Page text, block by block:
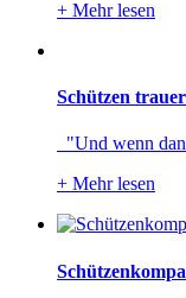
+ Mehr lesen
Schützen
"Und wenn
+ Mehr lesen